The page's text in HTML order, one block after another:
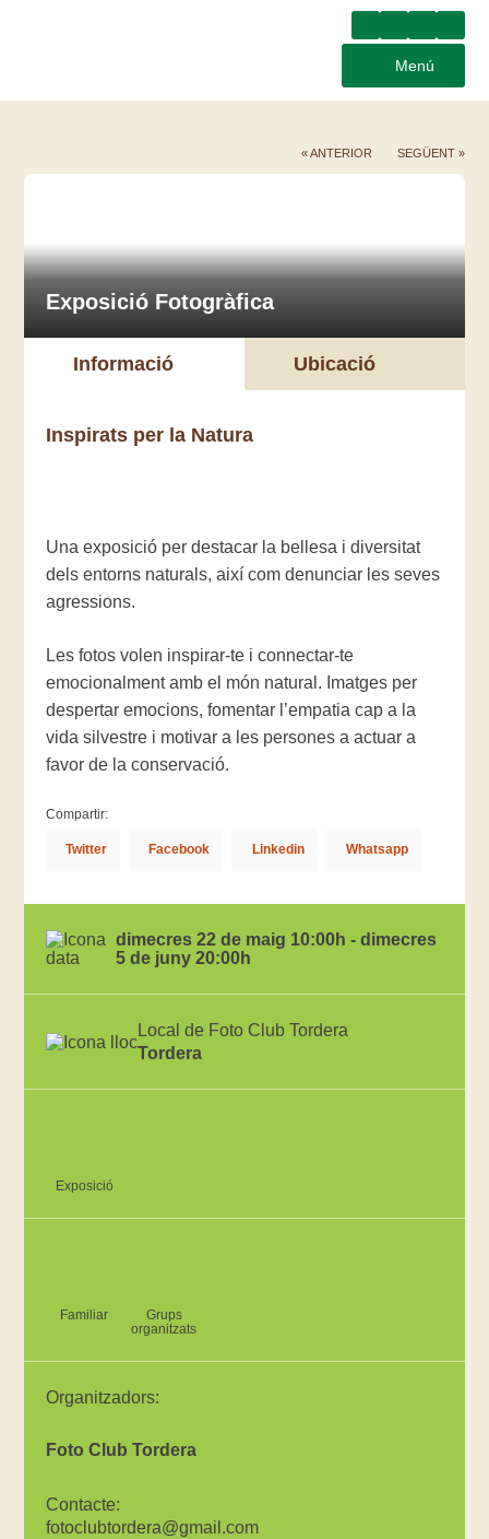
Menú
« ANTERIOR SEGÜENT »
Exposició Fotogràfica
Informació Ubicació
Inspirats per la Natura
Una exposició per destacar la bellesa i diversitat
dels entorns naturals, així com denunciar les seves
agressions.
Les fotos volen inspirar-te i connectar-te
emocionalment amb el món natural. Imatges per
despertar emocions, fomentar l’empatia cap a la
vida silvestre i motivar a les persones a actuar a
favor de la conservació.
Compartir:
Twitter Facebook Linkedin Whatsapp
dimecres 22 de maig 10:00h - dimecres
5 de juny 20:00h
Local de Foto Club Tordera
Tordera
Exposició
Familiar
Grups
organitzats
Organitzadors:
Foto Club Tordera
Contacte:
fotoclubtordera@gmail.com